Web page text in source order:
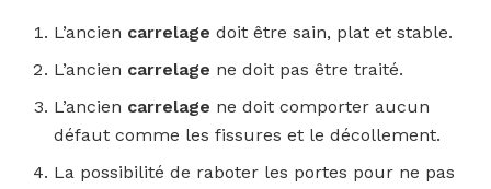
L’ancien carrelagedoit être sain, plat et stable.
L’ancien carrelage ne doit pas être traité.
L’ancien carrelage ne doit comporter aucun
défaut comme les fissures et le décollement.
La possibilité de raboter les portes pour ne pas